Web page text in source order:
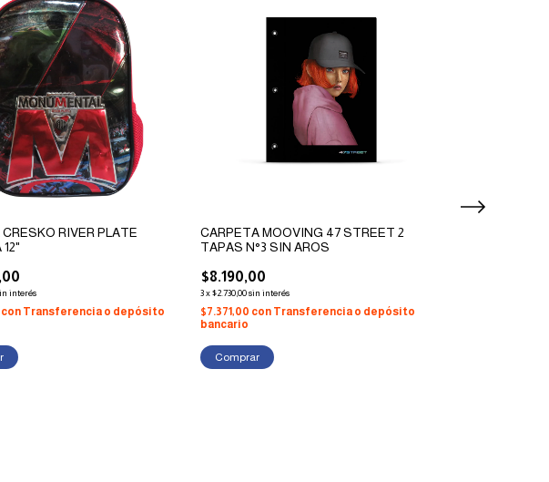
RIVER PLATE
interés
con Transferencia o depósito
CARPETA MOOVING 47 STREET 2
TAPAS N°3 SIN AROS
$8.190,00
3x$2.730,00sin interés
$7.371,00 con Transferencia o depósito
bancario
Comprar